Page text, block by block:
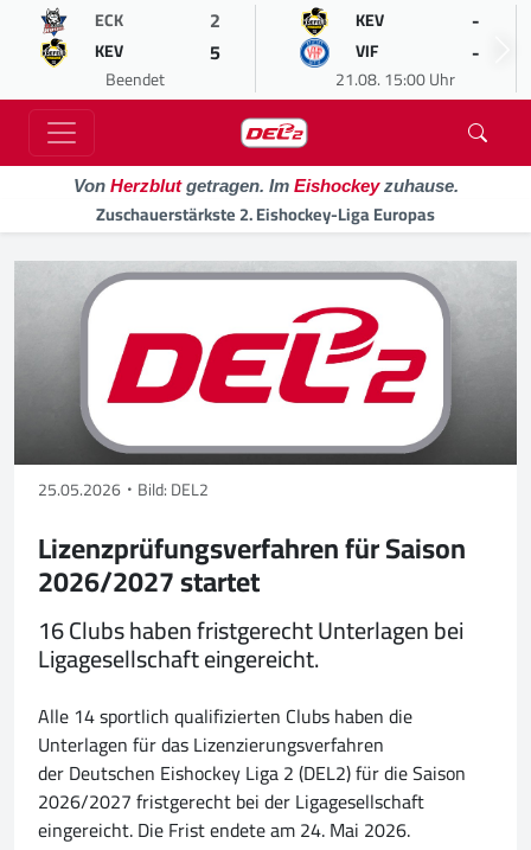
ECK 2
KEV 5
Beendet
KEV -
VIF -
21.08. 15:00 Uhr
Von Herzblutgetragen. Im Eishockeyzuhause.
Zuschauerstärkste 2. Eishockey-Liga Europas
25.05.2026 Bild: DEL2
Lizenzprüfungsverfahren für Saison
2026/2027 startet
16 Clubs haben fristgerecht Unterlagen bei
Ligagesellschaft eingereicht.
Alle 14 sportlich qualifizierten Clubs haben die
Unterlagen für das Lizenzierungsverfahren
der Deutschen Eishockey Liga 2 (DEL2) für die Saison
2026/2027 fristgerecht bei der Ligagesellschaft
eingereicht. Die Frist endete am 24. Mai 2026.